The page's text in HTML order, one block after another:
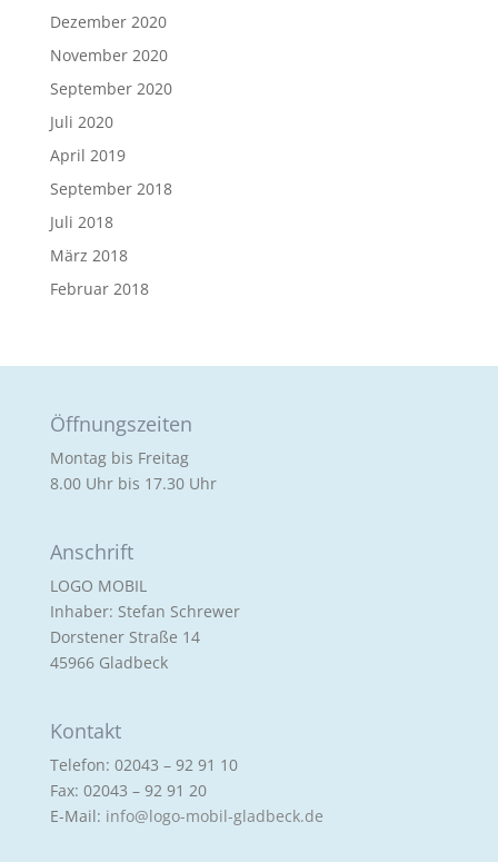
Dezember 2020
November 2020
September 2020
Juli 2020
April 2019
September 2018
Juli 2018
März 2018
Februar 2018
Öffnungszeiten
Montag bis Freitag
8.00 Uhr bis 17.30 Uhr
Anschrift
LOGO MOBIL
Inhaber: Stefan Schrewer
Dorstener Straße 14
45966 Gladbeck
Kontakt
Telefon: 02043 – 92 91 10
Fax: 02043 – 92 91 20
E-Mail: info@logo-mobil-gladbeck.de